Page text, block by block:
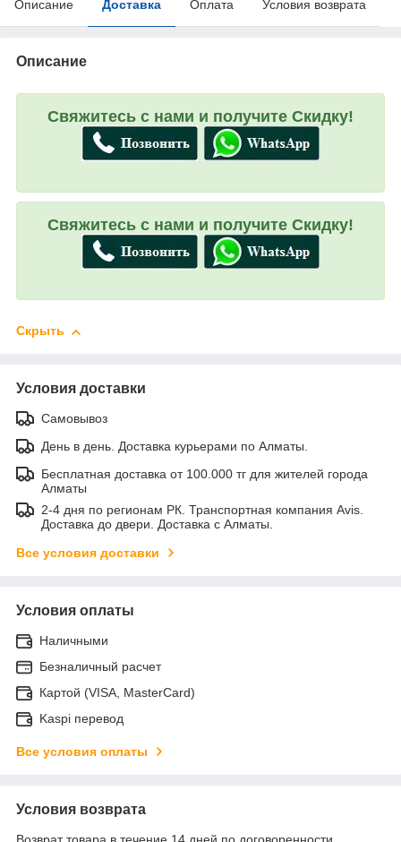
Описание Доставка Оплата Условия возврата
Описание
Свяжитесь с нами и получите Скидку!
Свяжитесь с нами и получите Скидку!
Скрыть
Условия доставки
Самовывоз
День в день. Доставка курьерами по Алматы.
Бесплатная доставка от 100.000 тг для жителей города
Алматы
2-4 дня по регионам РК. Транспортная компания Avis.
Доставка до двери. Доставка с Алматы.
Все условия доставки
Условия оплаты
Наличными
Безналичный расчет
Картой (VISA, MasterCard)
Kaspi перевод
Все условия оплаты
Условия возврата